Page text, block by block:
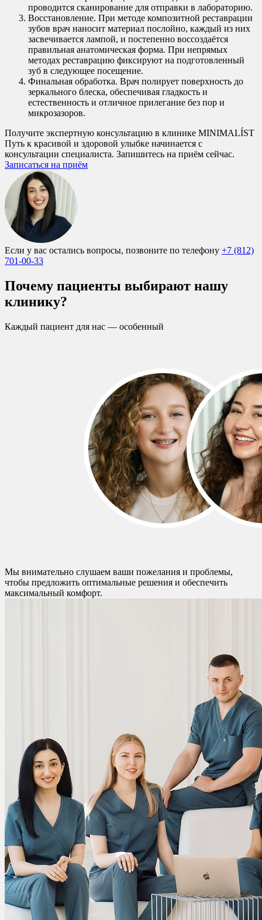
проводится сканирование для отправки в лабораторию.
Восстановление. При методе композитной реставрации
зубов врач наносит материал послойно, каждый из них
засвечивается лампой, и постепенно воссоздаётся
правильная анатомическая форма. При непрямых
методах реставрацию фиксируют на подготовленный
зуб в следующее посещение.
Финальная обработка. Врач полирует поверхность до
зеркального блеска, обеспечивая гладкость и
естественность и отличное прилегание без пор и
микрозазоров.
Получите экспертную консультацию в клинике MINIMALÍST
Путь к красивой и здоровой улыбке начинается с
консультации специалиста. Запишитесь на приём сейчас.
Записаться на приём
Если у вас остались вопросы, позвоните по телефону +7 (812)
701-00-33
Почему пациенты выбирают нашу
клинику?
Каждый пациент для нас — особенный
Мы внимательно слушаем ваши пожелания и проблемы,
чтобы предложить оптимальные решения и обеспечить
максимальный комфорт.